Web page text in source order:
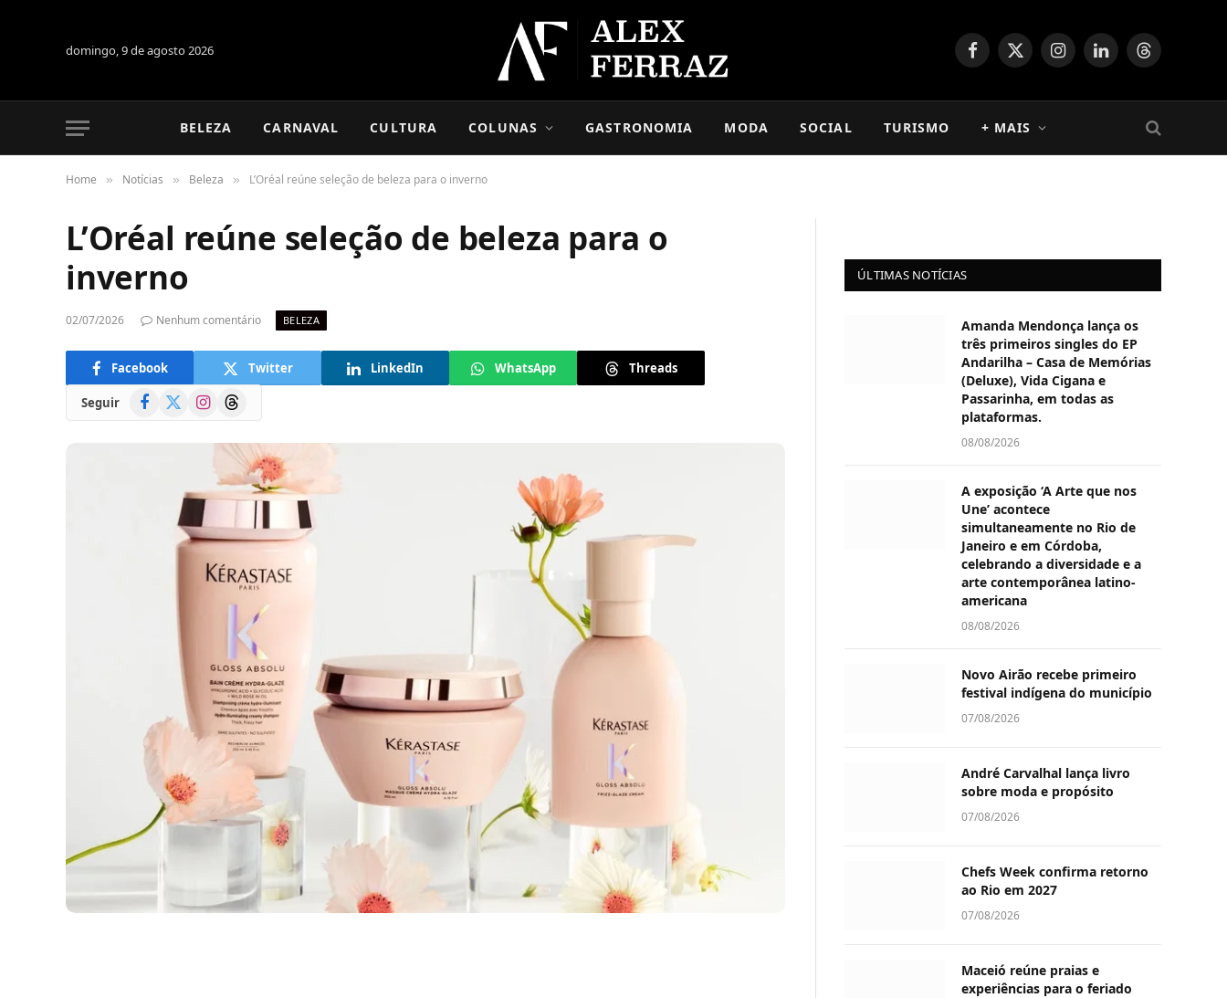
domingo, 9 de agosto 2026 Facebook
X
InstagramLinkedInThreads
BELEZA CARNAVAL CULTURA COLUNAS GASTRONOMIA MODA SOCIAL TURISMO + MAIS
Home » Notícias » Beleza » L’Oréal reúne seleção de beleza para o inverno
L’Oréal reúne seleção de beleza para o
inverno
02/07/2026 Nenhum comentário BELEZA
Facebook Twitter LinkedIn WhatsApp Threads
Seguir Facebook
(Twitter)
InstagramThreads
ÚLTIMAS NOTÍCIAS
Amanda Mendonça lança os
três primeiros singles do EP
Andarilha – Casa de Memórias
(Deluxe), Vida Cigana e
Passarinha, em todas as
plataformas.
08/08/2026
A exposição ‘A Arte que nos
Une’ acontece
simultaneamente no Rio de
Janeiro e em Córdoba,
celebrando a diversidade e a
arte contemporânea latino-
americana
08/08/2026
Novo Airão recebe primeiro
festival indígena do município
07/08/2026
André Carvalhal lança livro
sobre moda e propósito
07/08/2026
Chefs Week confirma retorno
ao Rio em 2027
07/08/2026
Maceió reúne praias e
experiências para o feriado